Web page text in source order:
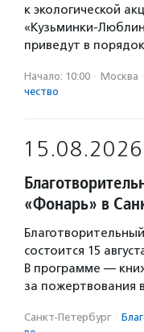
к экологической
«Кузьминки-
приведут в
Начало: 10:00 · Москва ·
чест­во
15.08.2026
«Фонарь» в
состоится 15
В программе —
за пожертвования
Санкт-Петербург ·